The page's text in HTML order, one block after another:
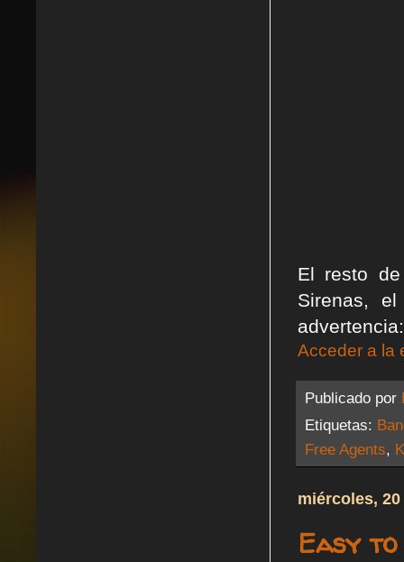
El resto
Sirenas,
advertencia:
Acceder a la
Publicado por
Etiquetas:
Free Agents,
miércoles,
Easy to